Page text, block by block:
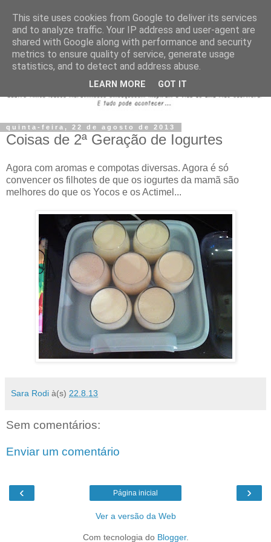
quinta-feira, 22 de agosto de 2013
Coisas de 2ª Geração de Iogurtes
Agora com aromas e compotas diversas. Agora é só
convencer os filhotes de que os iogurtes da mamã são
melhores do que os Yocos e os Actimel...
Sara Rodi à(s) 22.8.13
Sem comentários:
Enviar um comentário
‹ ›
Página inicial
Ver a versão da Web
Com tecnologia do Blogger.
This site uses cookies from Google to deliver its services
and to analyze traffic. Your IP address and user-agent are
shared with Google along with performance and security
metrics to ensure quality of service, generate usage
statistics, and to detect and address abuse.
LEARN MORE GOT IT